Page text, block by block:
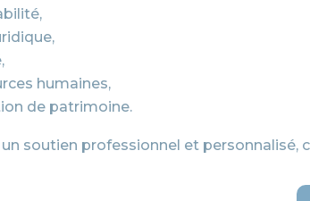
humaines,
de patrimoine.
soutien professionnel et personnalisé,